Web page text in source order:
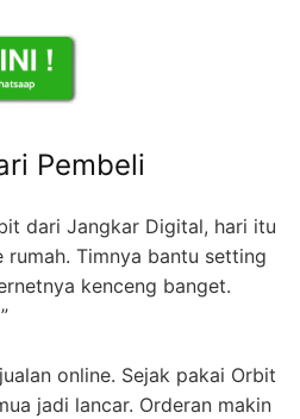
Pembeli
dari Jangkar Digital, hari itu
Timnya bantu setting
kenceng banget.
online. Sejak pakai Orbit
jadi lancar. Orderan makin